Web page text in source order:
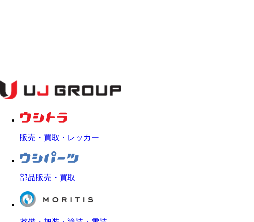
販売・買取・レッカー
部品販売・買取